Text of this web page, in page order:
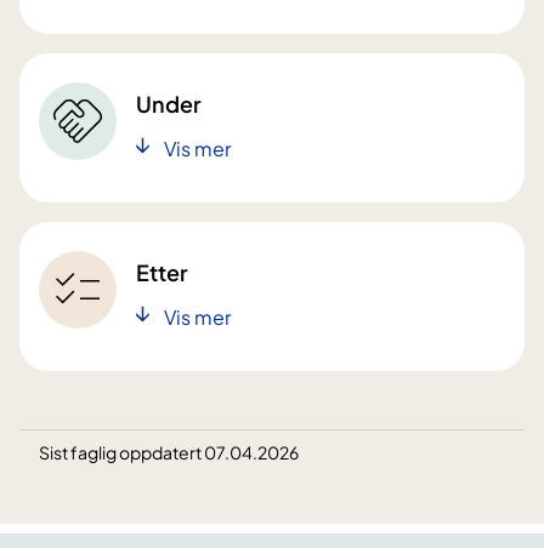
Under
Vis mer
Etter
Vis mer
Sist faglig oppdatert 07.04.2026